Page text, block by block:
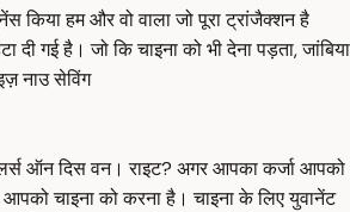
किया हम और वो वाला जो पूरा ट्रांजैक्शन है
दी गई है। जो कि चाइना को भी देना पड़ता, जांबिया
नाउ सेविंग
ऑन दिस वन। राइट? अगर आपका कर्जा आपको
चाइना को करना है। चाइना के लिए युवानेंट